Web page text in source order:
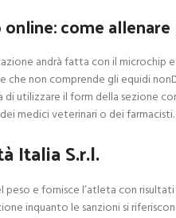
come
andrà fatta con il microchip
che non comprende gli equidi
di utilizzare il form della sezione
medici veterinari o dei
Italia S.r.l.
e fornisce l’atleta con
inquanto le sanzioni si